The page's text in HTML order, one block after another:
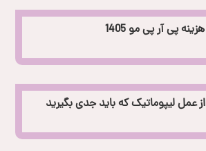
هزینه پی آر پی مو 1405